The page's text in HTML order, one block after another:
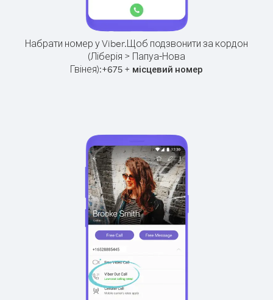
Набрати номер у Viber.Щоб подзвонити за кордон
(Ліберія > Папуа-Нова
Гвінея):+675 + місцевий номер